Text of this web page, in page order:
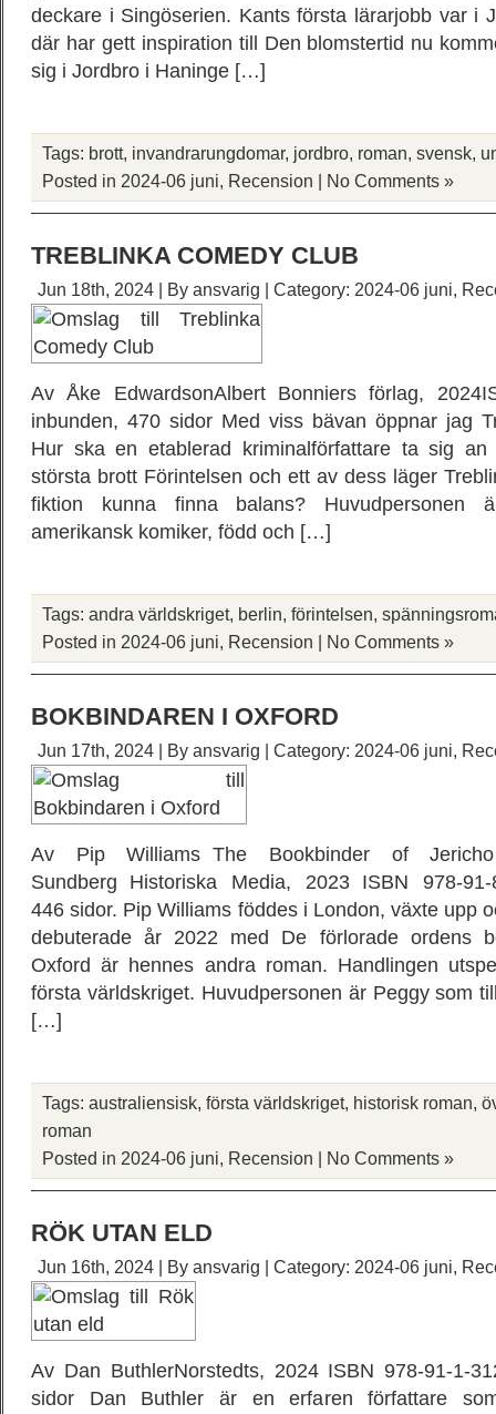
deckare i Singöserien. Kants första lärarjobb var i
där har gett inspiration till Den blomstertid nu
sig i Jordbro i Haninge […]
Tags: brott, invandrarungdomar, jordbro, roman, svensk,
Posted in 2024-06 juni, Recension | No Comments »
TREBLINKA COMEDY CLUB
Jun 18th, 2024 | By ansvarig | Category: 2024-06 juni,
Av Åke EdwardsonAlbert Bonniers förlag,
inbunden, 470 sidor Med viss bävan öppnar jag
Hur ska en etablerad kriminalförfattare ta sig an
största brott Förintelsen och ett av dess läger
fiktion kunna finna balans? Huvudpersonen
amerikansk komiker, född och […]
Tags: andra världskriget, berlin, förintelsen,
Posted in 2024-06 juni, Recension | No Comments »
BOKBINDAREN I OXFORD
Jun 17th, 2024 | By ansvarig | Category: 2024-06 juni,
Av Pip Williams The Bookbinder of Jericho
Sundberg Historiska Media, 2023 ISBN 978-91-
446 sidor. Pip Williams föddes i London, växte upp
debuterade år 2022 med De förlorade ordens
Oxford är hennes andra roman. Handlingen
första världskriget. Huvudpersonen är Peggy som
[…]
Tags: australiensisk, första världskriget, historisk roman,
roman
Posted in 2024-06 juni, Recension | No Comments »
RÖK UTAN ELD
Jun 16th, 2024 | By ansvarig | Category: 2024-06 juni,
Av Dan ButhlerNorstedts, 2024 ISBN 978-91-1-
sidor Dan Buthler är en erfaren författare